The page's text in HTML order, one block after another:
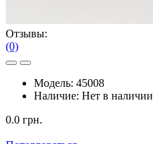
Отзывы:
(0)
Модель: 45008
Наличие: Нет в наличии
0.0 грн.